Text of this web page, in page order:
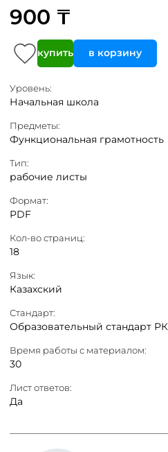
900 ₸
купить в корзину
Уровень:
Начальная школа
Предметы:
Функциональная грамотность
Тип:
рабочие листы
Формат:
PDF
Кол-во страниц:
18
Язык:
Казахский
Стандарт:
Образовательный стандарт РК
Время работы с материалом:
30
Лист ответов:
Да